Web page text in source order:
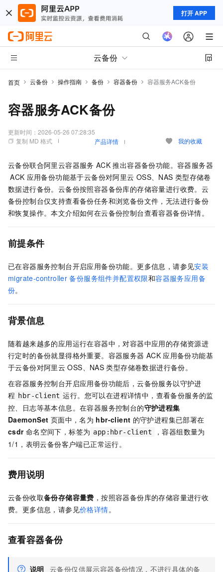
打开 APP
云备份
首页 云备份 操作指南 备份 容器备份 容器服务ACK备份
容器服务ACK备份
更新时间： 2026-05-26 07:28:35
复制 MD 格式
产品详情 我的收藏
云备份联合阿里云容器服务 ACK 推出容器备份功能。容器服务器
ACK 应用备份功能基于云备份对阿里云 OSS、NAS 类型存储卷
数据进行备份。云备份按照容器备份库的存储容量进行收费。 云
备份控制台仅支持查看备份任务和浏览备份文件，无法进行备份
和恢复操作。本文介绍如何在云备份控制台查看容器备份详情。
前提条件
已在容器服务控制台开启应用备份功能。更多信息，请参见安装
migrate-controller 备份服务组件并配置权限和容器服务应用备
份。
背景信息
随着越来越多的应用运行在容器中，对容器中应用的存储资源进
行定时的备份就显得格外重要。容器服务器 ACK 应用备份功能基
于云备份对阿里云 OSS、NAS 类型存储卷数据进行备份。
在容器服务控制台开启应用备份功能后，云备份服务以守护进
程 hbr-client 运行。您可以在进程详情中，查看备份服务的监
控、日志等基本信息。在容器服务控制台的守护进程集
DaemonSet 页面中，名为 hbr-client 的守护进程集已部署在
csdr 命名空间下，标签为 app:hbr-client
，容器组数量为
1/1，表明云备份客户端已正常运行。
费用说明
云备份收取备份存储容量费 ，按照容器备份库的存储容量进行收
费。更多信息，请参见价格详情。
查看容器备份
说明 云备份仅供展示容器备份情况，不进行具体的备